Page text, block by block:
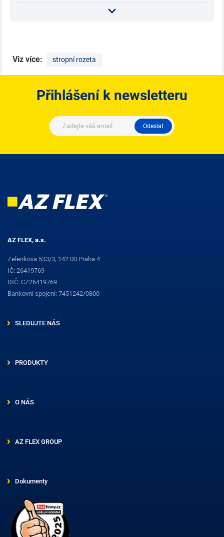
Viz více: stropní rozeta
Přihlášení k newsletteru
Odeslat
AZ FLEX, a.s.
Zelenkova 533/3, 142 00 Praha 4
IČ: 26419769
DIČ: CZ26419769
Bankovní spojení: 7451242/0800
SLEDUJTE NÁS
PRODUKTY
O NÁS
AZ FLEX GROUP
Dokumenty